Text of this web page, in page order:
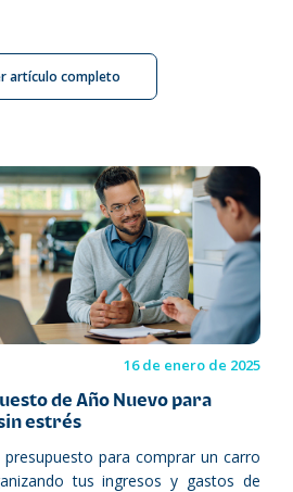
artículo completo
16 de enero de 2025
de Año Nuevo para
estrés
para comprar un carro
tus ingresos y gastos de